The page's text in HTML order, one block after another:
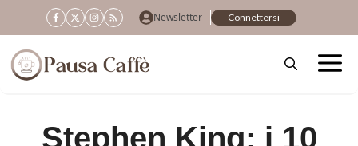
al
contenuto
Newsletter Connettersi
Stephen King: i 10